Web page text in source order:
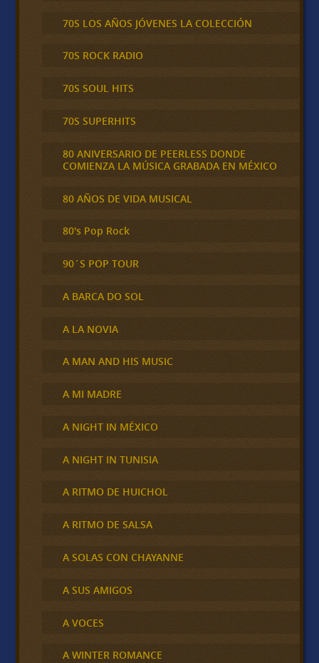
70S LOS AÑOS JÓVENES LA COLECCIÓN
70S ROCK RADIO
70S SOUL HITS
70S SUPERHITS
80 ANIVERSARIO DE PEERLESS DONDE
COMIENZA LA MÚSICA GRABADA EN MÉXICO
80 AÑOS DE VIDA MUSICAL
80's Pop Rock
90´S POP TOUR
A BARCA DO SOL
A LA NOVIA
A MAN AND HIS MUSIC
A MI MADRE
A NIGHT IN MÉXICO
A NIGHT IN TUNISIA
A RITMO DE HUICHOL
A RITMO DE SALSA
A SOLAS CON CHAYANNE
A SUS AMIGOS
A VOCES
A WINTER ROMANCE